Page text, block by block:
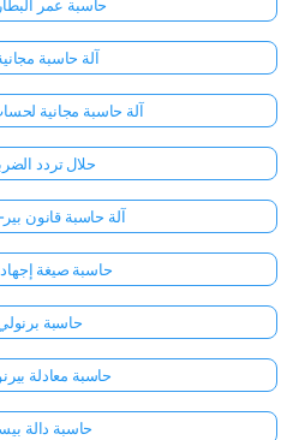
حاسبة عمر
آلة حاسبة
آلة حاسبة مجانية
حلال تردد
آلة حاسبة قانون
حاسبة صيغة إجهاد
حاسبة
حاسبة معادلة
حاسبة دالة